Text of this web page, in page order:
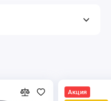
Акция